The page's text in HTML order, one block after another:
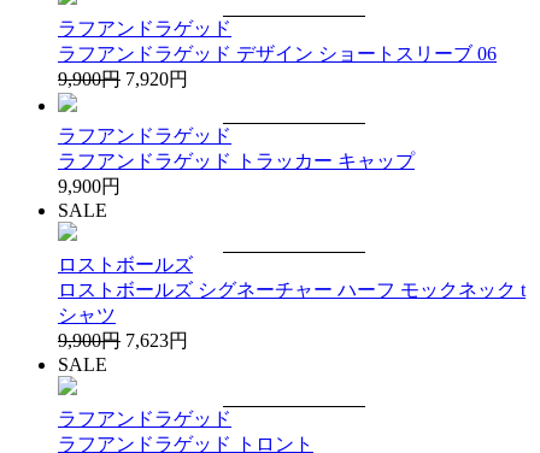
ラフアンドラゲッド
ラフアンドラゲッド デザイン ショートスリーブ 06
9,900円 7,920円
ラフアンドラゲッド
ラフアンドラゲッド トラッカー キャップ
9,900円
SALE
ロストボールズ
ロストボールズ シグネーチャー ハーフ モックネック t
シャツ
9,900円 7,623円
SALE
ラフアンドラゲッド
ラフアンドラゲッド トロント